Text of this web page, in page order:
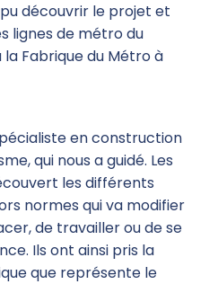
découvrir le projet et
lignes de métro du
la Fabrique du Métro à
en construction
qui nous a guidé. Les
les différents
normes qui va modifier
de travailler ou de se
Ils ont ainsi pris la
que représente le